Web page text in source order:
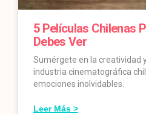
5 Películas Chilenas
Debes Ver
Sumérgete en la creatividad
industria cinematográfica
emociones inolvidables.
Leer Más >